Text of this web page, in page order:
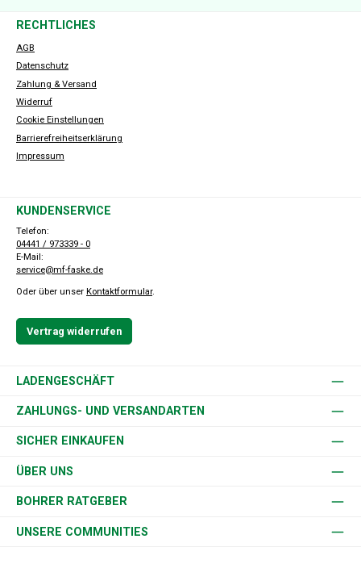
RECHTLICHES
AGB
Datenschutz
Zahlung & Versand
Widerruf
Cookie Einstellungen
Barrierefreiheitserklärung
Impressum
KUNDENSERVICE
Telefon:
04441 / 973339 - 0
E-Mail:
service@mf-faske.de
Oder über unser Kontaktformular.
Vertrag widerrufen
LADENGESCHÄFT
ZAHLUNGS- UND VERSANDARTEN
SICHER EINKAUFEN
ÜBER UNS
BOHRER RATGEBER
UNSERE COMMUNITIES